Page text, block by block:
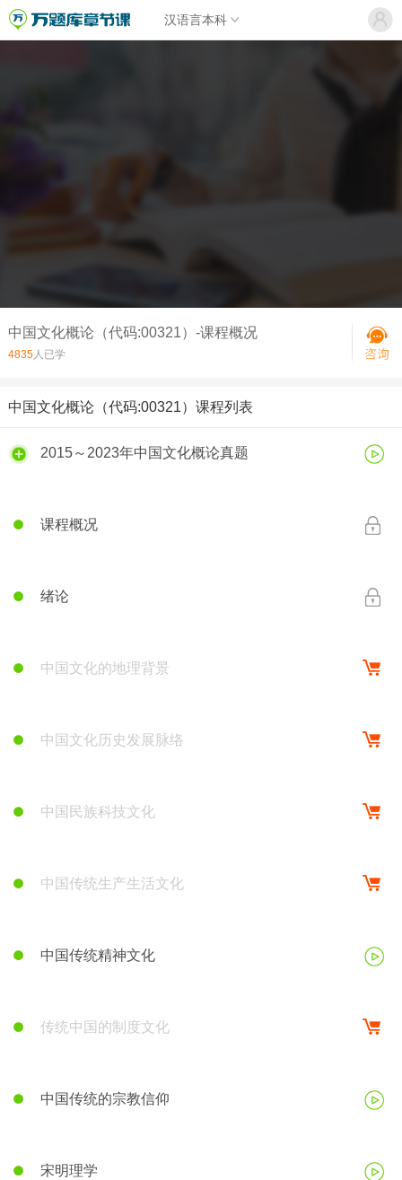
汉语言本科
中国文化概论（代码:00321）-课程概况
4835人已学
中国文化概论（代码:00321）课程列表
2015～2023年中国文化概论真题
课程概况
绪论
中国文化的地理背景
中国文化历史发展脉络
中国民族科技文化
中国传统生产生活文化
中国传统精神文化
传统中国的制度文化
中国传统的宗教信仰
宋明理学